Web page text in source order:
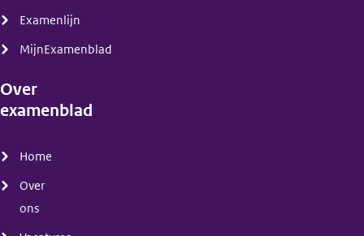
Examenlijn
MijnExamenblad
Over
examenblad
Home
Over
ons